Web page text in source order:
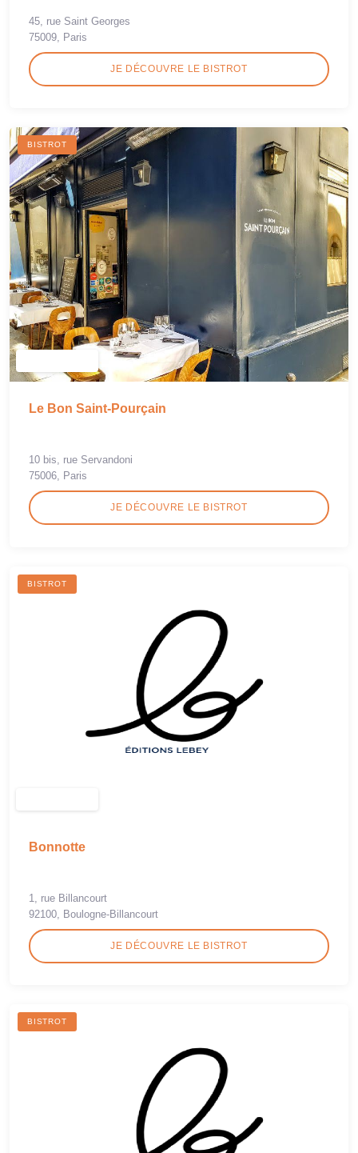
45, rue Saint Georges
75009, Paris
JE DÉCOUVRE LE BISTROT
BISTROT
Le Bon Saint-Pourçain
10 bis, rue Servandoni
75006, Paris
JE DÉCOUVRE LE BISTROT
BISTROT
Bonnotte
1, rue Billancourt
92100, Boulogne-Billancourt
JE DÉCOUVRE LE BISTROT
BISTROT